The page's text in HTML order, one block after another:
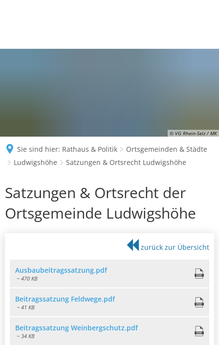
© VG Rhein-Selz / MK
Sie sind hier: Rathaus & Politik
Ortsgemeinden & Städte
Ludwigshöhe
Satzungen & Ortsrecht Ludwigshöhe
Satzungen
&
Ortsrecht
Satzungen & Ortsrecht der
Ortsgemeinde Ludwigshöhe
zurück zur Übersicht
Ausbaubeitragssatzung.pdf
~ 470 KB
Beitragssatzung Feldwege.pdf
~ 41 KB
Beitragssatzung Weinbergschutz.pdf
~ 34 KB